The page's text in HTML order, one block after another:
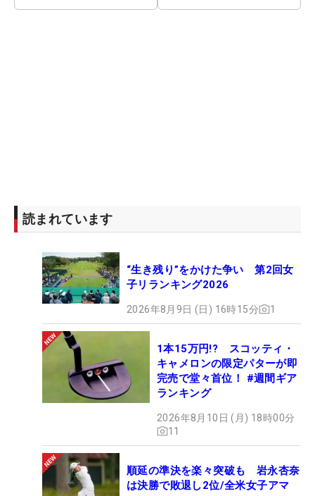
読まれています
“生き残り”をかけた争い 第2回女
子リランキング2026
2026年8月9日 (日) 16時15分 1
1本15万円!? スコッティ・
キャメロンの限定パターが即
完売で堂々首位！ #週間ギア
ランキング
2026年8月10日 (月) 18時00分
11
順延の準決を楽々突破も 岩永杏奈
は決勝で敗退し2位/全米女子アマ